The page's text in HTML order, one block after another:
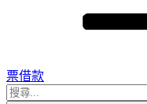
票借款
搜